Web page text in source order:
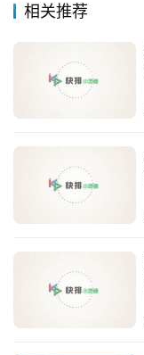
相关推荐